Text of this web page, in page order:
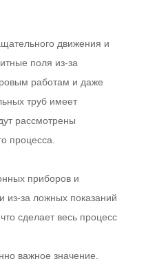
движения и
поля из-за
работам и даже
труб имеет
рассмотрены
процесса.
приборов и
за ложных показаний
сделает весь процесс
важное значение.